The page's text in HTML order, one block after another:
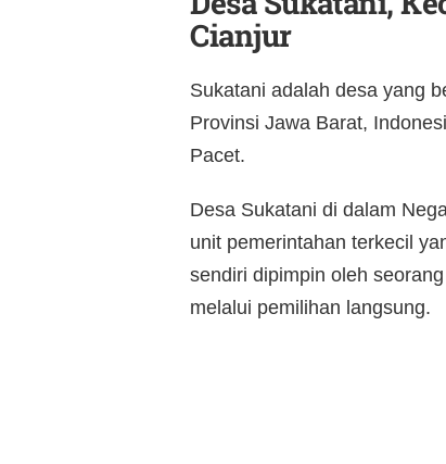
Cianjur
Sukatani adalah desa yang
Provinsi Jawa Barat,
Pacet.
Desa Sukatani di dalam
unit pemerintahan terkecil
sendiri dipimpin oleh
melalui pemilihan langsung.